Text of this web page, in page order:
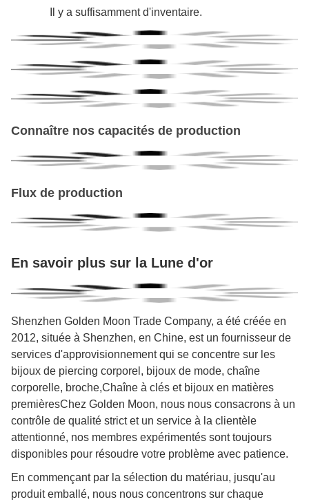
Il y a suffisamment d'inventaire.
Connaître nos capacités de production
Flux de production
En savoir plus sur la Lune d'or
Shenzhen Golden Moon Trade Company, a été créée en
2012, située à Shenzhen, en Chine, est un fournisseur de
services d'approvisionnement qui se concentre sur les
bijoux de piercing corporel, bijoux de mode, chaîne
corporelle, broche,Chaîne à clés et bijoux en matières
premièresChez Golden Moon, nous nous consacrons à un
contrôle de qualité strict et un service à la clientèle
attentionné, nos membres expérimentés sont toujours
disponibles pour résoudre votre problème avec patience.
En commençant par la sélection du matériau, jusqu'au
produit emballé, nous nous concentrons sur chaque